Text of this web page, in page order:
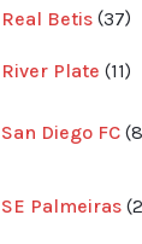
Real Betis 37
River Plate 1111
San Diego FC 8
SE Palmeiras